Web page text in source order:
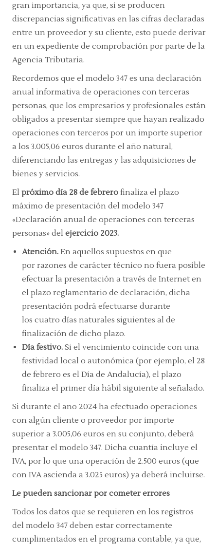
gran importancia, ya que, si se producen
discrepancias significativas en las cifras declaradas
entre un proveedor y su cliente, esto puede derivar
en un expediente de comprobación por parte de la
Agencia Tributaria.
Recordemos que el modelo 347 es una declaración
anual informativa de operaciones con terceras
personas, que los empresarios y profesionales están
obligados a presentar siempre que hayan realizado
operaciones con terceros por un importe superior
a los 3.005,06 euros durante el año natural,
diferenciando las entregas y las adquisiciones de
bienes y servicios.
El próximo día 28 de febrero finaliza el plazo
máximo de presentación del modelo 347
«Declaración anual de operaciones con terceras
personas» del ejercicio 2023.
Atención. En aquellos supuestos en que
por razones de carácter técnico no fuera posible
efectuar la presentación a través de Internet en
el plazo reglamentario de declaración, dicha
presentación podrá efectuarse durante
los cuatro días naturales siguientes al de
finalización de dicho plazo.
Día festivo. Si el vencimiento coincide con una
festividad local o autonómica (por ejemplo, el 28
de febrero es el Día de Andalucía), el plazo
finaliza el primer día hábil siguiente al señalado.
Si durante el año 2024 ha efectuado operaciones
con algún cliente o proveedor por importe
superior a 3.005,06 euros en su conjunto, deberá
presentar el modelo 347. Dicha cuantía incluye el
IVA, por lo que una operación de 2.500 euros (que
con IVA ascienda a 3.025 euros) ya deberá incluirse.
Le pueden sancionar por cometer errores
Todos los datos que se requieren en los registros
del modelo 347 deben estar correctamente
cumplimentados en el programa contable, ya que,